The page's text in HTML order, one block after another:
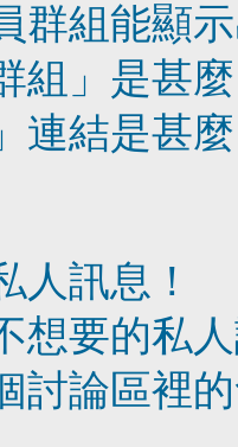
群組能顯
組」是甚
連結是甚
人訊息！
想要的私
討論區裡